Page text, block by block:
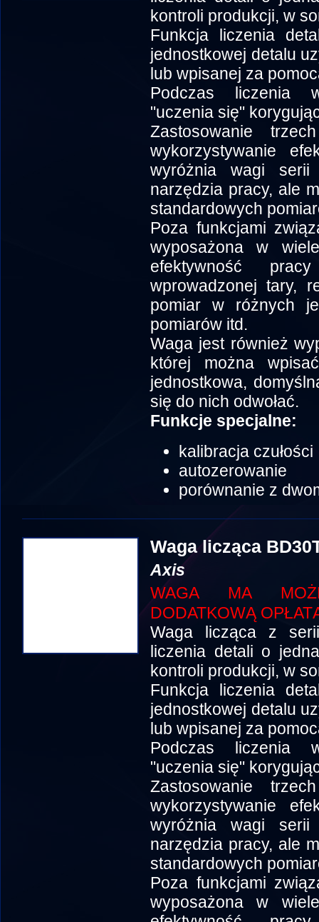
kontroli produkcji, w
Funkcja liczenia
jednostkowej detalu
lub wpisanej za
Podczas liczenia
"uczenia się"
Zastosowanie
wykorzystywanie
wyróżnia wagi serii
narzędzia pracy, ale
standardowych
Poza funkcjami
wyposażona w
efektywność
wprowadzonej tary,
pomiar w różnych
pomiarów itd.
Waga jest również
której można
jednostkowa,
się do nich odwołać.
Funkcje specjalne:
kalibracja czułości
autozerowanie
porównanie z
Waga licząca
Axis
WAGA MA
DODATKOWĄ
Waga licząca z
liczenia detali o
kontroli produkcji, w
Funkcja liczenia
jednostkowej detalu
lub wpisanej za
Podczas liczenia
"uczenia się"
Zastosowanie
wykorzystywanie
wyróżnia wagi serii
narzędzia pracy, ale
standardowych
Poza funkcjami
wyposażona w